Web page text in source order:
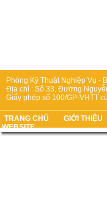
Phòng Kỹ Thuật Nghiệp Vụ -
Địa chỉ : Số 33, Đường
Giấy phép số 100/GP-VHTT
TRANG CHỦ GIỚI THIỆU
WEBSITE